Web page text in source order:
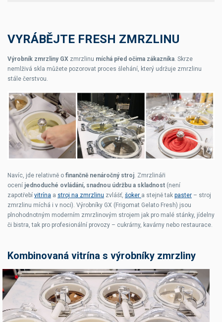
VYRÁBĚJTE FRESH ZMRZLINU
Výrobník zmrzliny GX zmrzlinu míchá před očima zákazníka. Skrze
nemlživá skla můžete pozorovat proces šlehání, který udržuje zmrzlinu
stále čerstvou.
Navíc, jde relativně o finančně nenáročný stroj. Zmrzlináři
ocení jednoduché ovládání, snadnou údržbu a skladnost (není
zapotřebí vitrína a stroj na zmrzlinu zvlášť, šoker a stejně tak paster – stroj
zmrzlinu míchá i v noci). Výrobníky GX (Frigomat Gelato Fresh) jsou
plnohodnotným moderním zmrzlinovým strojem jak pro malé stánky, jídelny
či bistra, tak pro profesionální provozy – cukrárny, kavárny nebo restaurace.
Kombinovaná vitrína s výrobníky zmrzliny